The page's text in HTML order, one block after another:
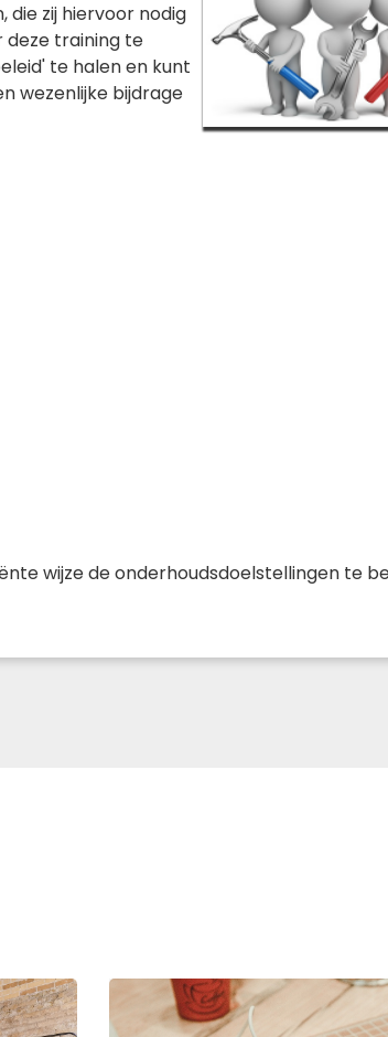
die zij hiervoor nodig
deze training te
te halen en kunt
wezenlijke bijdrage
wijze de onderhoudsdoelstellingen te